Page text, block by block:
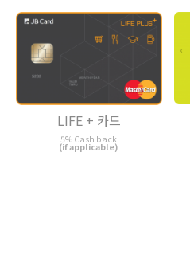
LIFE + 카드
5% Cash back
(if applicable)